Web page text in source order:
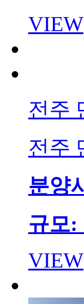
VIEW
전주
전주
분양
규모:
VIEW